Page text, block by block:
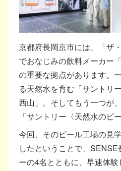
京都府長岡京市には、「ザ
でおなじみの飲料メーカー
の重要な拠点があります。
る天然水を育む「サントリ
西山」。そしてもう一つが
「サントリー〈天然水のビ
今回、そのビール工場の見
したということで、
ーの4名とともに、早速体験